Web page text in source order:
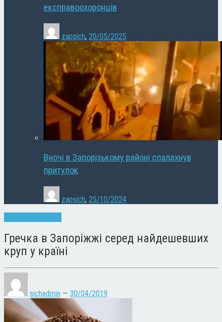
експравоохоронців
zapsich, 20/05/2025
Вночі в Запорізькому районі спалахнув
притулок
zapsich, 25/10/2024
Гречка в Запоріжжі серед найдешевших
круп у країні
sichadmin — 30/04/2019